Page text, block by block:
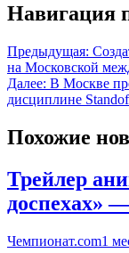
Навигация
Предыдущая:
на Московской
Далее: В Москве
дисциплине
Похожие
Трейлер
доспехах»
Чемпионат.com1